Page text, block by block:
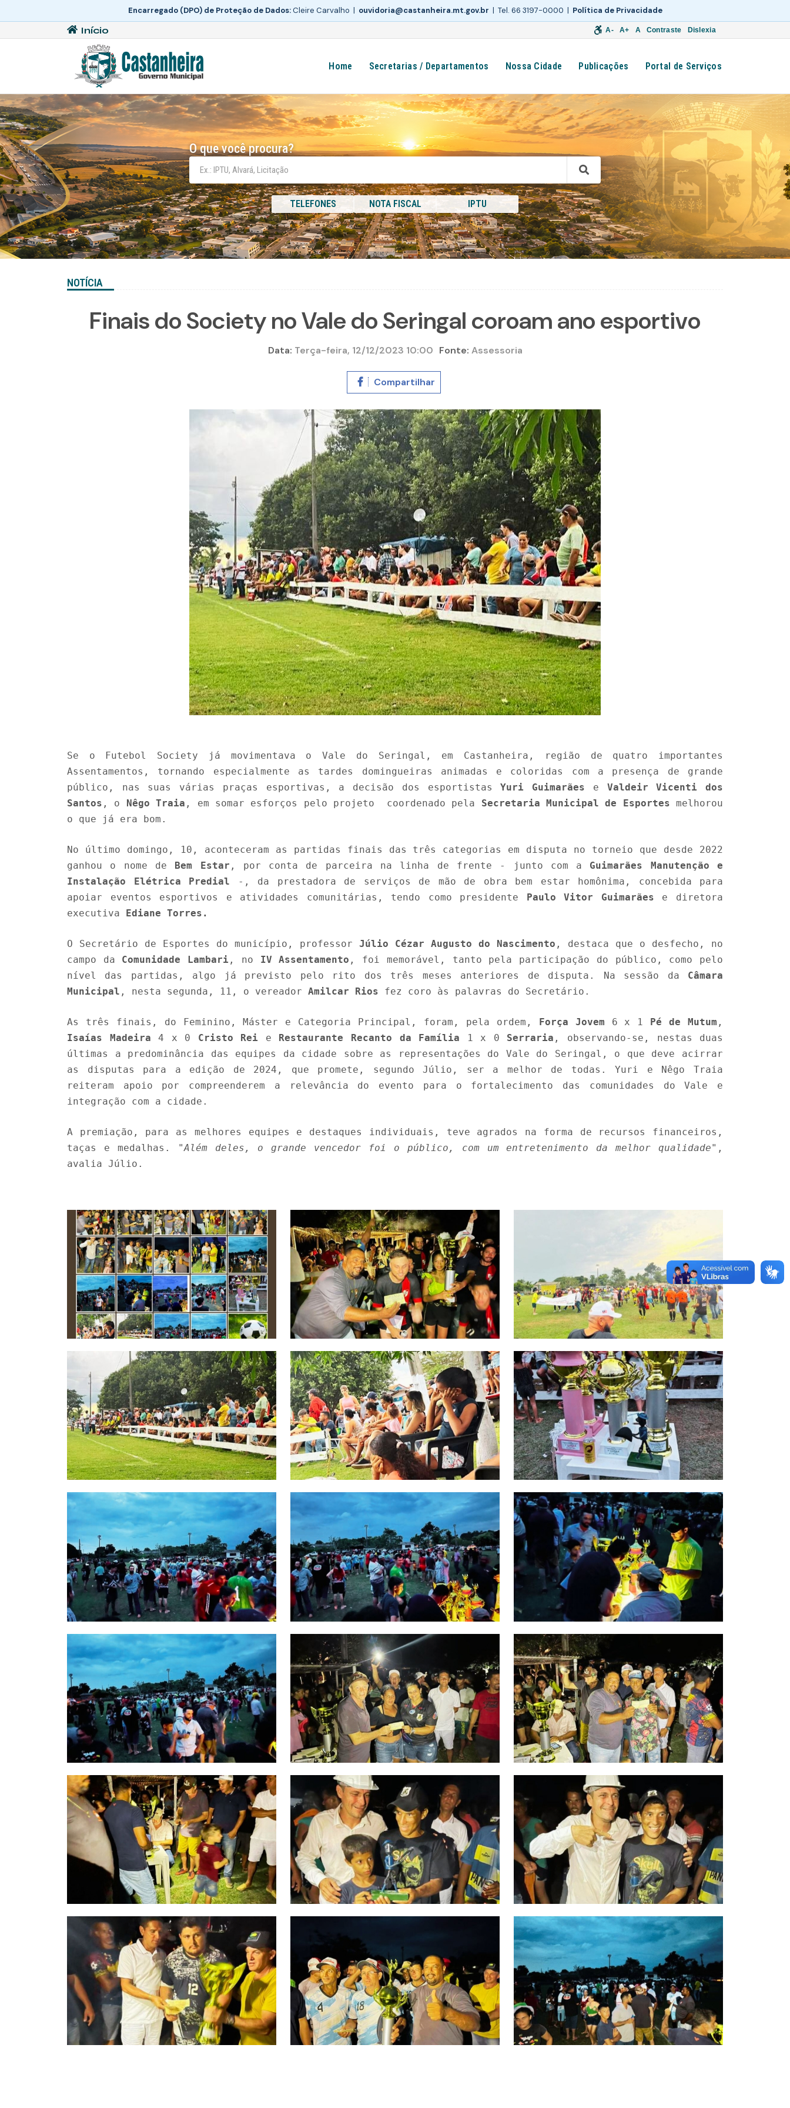
Encarregado (DPO) de Proteção de Dados:Cleire Carvalho | ouvidoria@castanheira.mt.gov.br | Tel. 66 3197-0000 | Política de Privacidade
Início A- A+ A Contraste Dislexia
Home Secretarias / Departamentos Nossa Cidade Publicações Portal de Serviços
O que você procura?
TELEFONES NOTA FISCAL IPTU
NOTÍCIA
Finais do Society no Vale do Seringal coroam ano esportivo
Data: Terça-feira, 12/12/2023 10:00 Fonte: Assessoria
Compartilhar
Se o Futebol Society já movimentava o Vale do Seringal, em Castanheira, região de quatro importantes
Assentamentos, tornando especialmente as tardes domingueiras animadas e coloridas com a presença de grande
público, nas suas várias praças esportivas, a decisão dos esportistasYuri Guimarães e Valdeir Vicenti dos
Santos , o Nêgo Traia , em somar esforços pelo projeto coordenado pela Secretaria Municipal de Esportes melhorou
o que já era bom.
No último domingo, 10, aconteceram as partidas finais das três categorias em disputa no torneio que desde 2022
ganhou o nome de
Bem Estar , por conta de parceira na linha de frente - junto com a Guimarães Manutenção e
Instalação Elétrica Predial -, da prestadora de serviços de mão de obra bem estar homônima, concebida para
apoiar eventos esportivos e atividades comunitárias, tendo como presidente
Paulo Vitor Guimarães e diretora
executiva
Ediane Torres.
O Secretário de Esportes do município, professor Júlio Cézar Augusto do Nascimento , destaca que o desfecho, no
campo da Comunidade Lambari , no IV Assentamento , foi memorável, tanto pela participação do público, como pelo
nível das partidas, algo já previsto pelo rito dos três meses anteriores de disputa. Na sessão da Câmara
Municipal , nesta segunda, 11, o vereador Amilcar Rios fez coro às palavras do Secretário.
As três finais, do Feminino, Máster e Categoria Principal, foram, pela ordem, Força Jovem 6 x 1 Pé de Mutum ,
Isaías Madeira 4 x 0 Cristo Rei e Restaurante Recanto da Família 1 x 0 Serraria , observando-se, nestas duas
últimas a predominância das equipes da cidade sobre as representações do Vale do Seringal, o que deve acirrar
as disputas para a edição de 2024, que promete, segundo Júlio, ser a melhor de todas. Yuri e Nêgo Traia
reiteram apoio por compreenderem a relevância do evento para o fortalecimento das comunidades do Vale e
integração com a cidade.
A premiação, para as melhores equipes e destaques individuais, teve agrados na forma de recursos financeiros,
taças e medalhas.
"Além deles, o grande vencedor foi o público, com um entretenimento da melhor qualidade" ,
avalia Júlio.